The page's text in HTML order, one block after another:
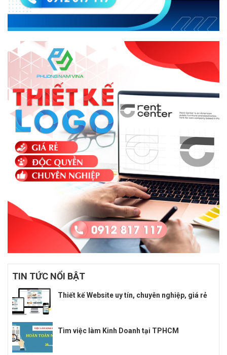
TIN TỨC NỔI BẬT
Thiết kế Website uy tín, chuyên nghiệp, giá rẻ
Tìm việc làm Kinh Doanh tại TPHCM